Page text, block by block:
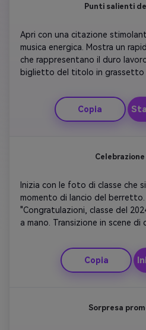
Punti salienti
Apri con una citazione
musica energica. Mostra un
che rappresentano il duro
biglietto del titolo in grassetto
effetti di animazione e
con un testo che ringrazia tutti
sostenuto il successo, musica
Copia
Inizia con le foto di classe che
momento di lancio del
"Congratulazioni, classe del
a mano. Transizione in scene di
motivante, sottili effetti scintilli
personale per ringraziare
fuochi d'artificio e un testo di
Copia
Sorpresa